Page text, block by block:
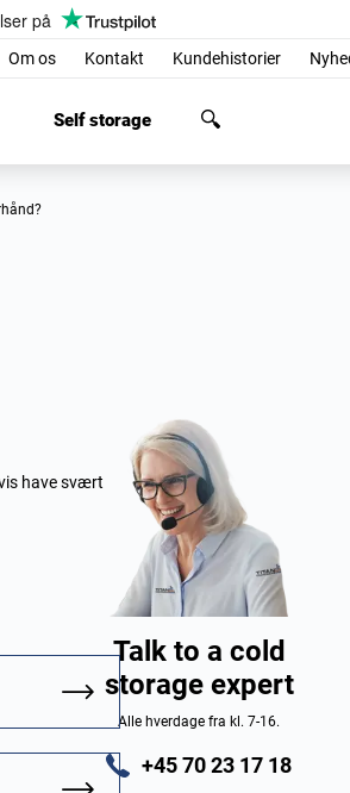
Om os Kontakt Kundehistorier
Self storage
have svært
Talk to a cold
storage expert
Alle hverdage fra kl. 7-16.
+45 70 23 17 18